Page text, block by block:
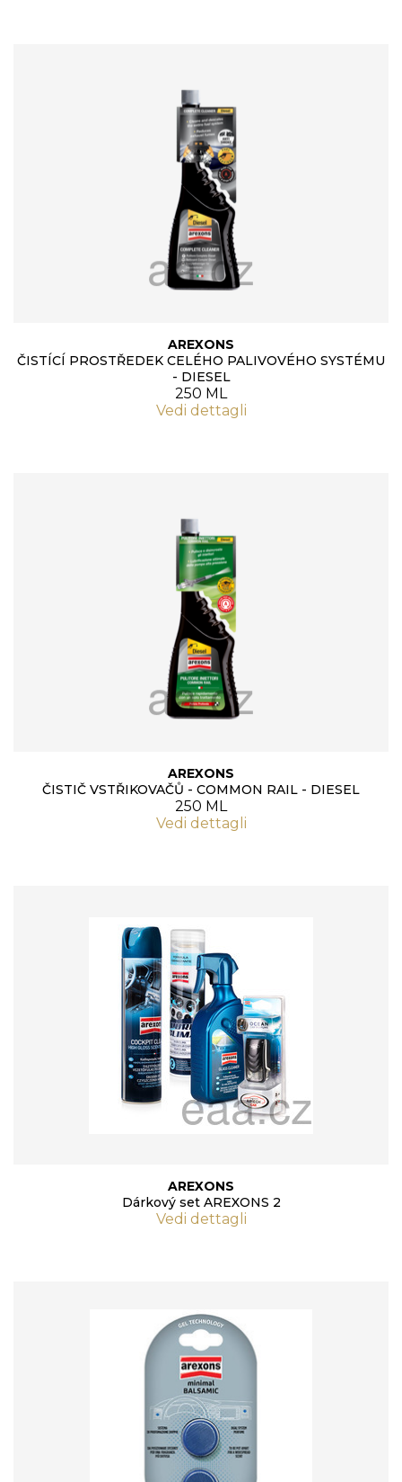
AREXONS
ČISTÍCÍ PROSTŘEDEK CELÉHO PALIVOVÉHO SYSTÉMU
- DIESEL
250 ML
Vedi dettagli
AREXONS
ČISTIČ VSTŘIKOVAČŮ - COMMON RAIL - DIESEL
250 ML
Vedi dettagli
AREXONS
Dárkový set AREXONS 2
Vedi dettagli